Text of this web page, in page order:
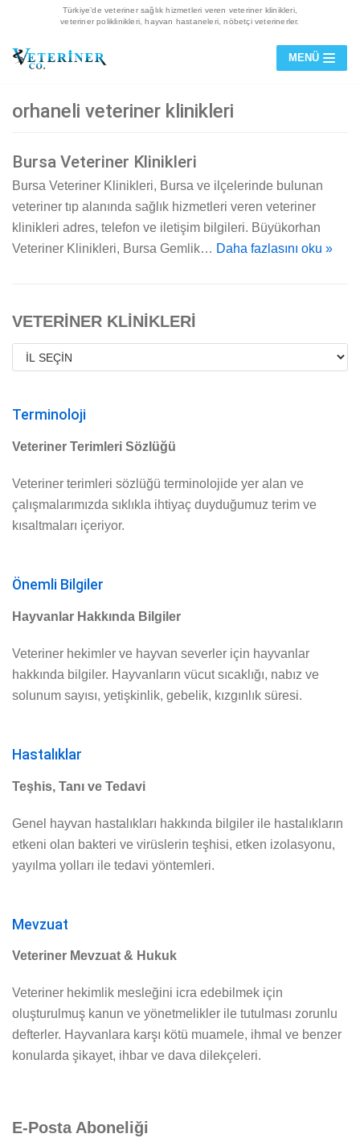
geç
Türkiye’de veteriner sağlık hizmetleri veren veteriner klinikleri,
veteriner poliklinikleri, hayvan hastaneleri, nöbetçi veterinerler.
MENÜ
orhaneli veteriner klinikleri
Bursa Veteriner Klinikleri
Bursa Veteriner Klinikleri, Bursa ve ilçelerinde bulunan
veteriner tıp alanında sağlık hizmetleri veren veteriner
klinikleri adres, telefon ve iletişim bilgileri. Büyükorhan
Veteriner Klinikleri, Bursa Gemlik… Daha fazlasını oku »
VETERİNER KLİNİKLERİ
Terminoloji
Veteriner Terimleri Sözlüğü
Veteriner terimleri sözlüğü terminolojide yer alan ve
çalışmalarımızda sıklıkla ihtiyaç duyduğumuz terim ve
kısaltmaları içeriyor.
Önemli Bilgiler
Hayvanlar Hakkında Bilgiler
Veteriner hekimler ve hayvan severler için hayvanlar
hakkında bilgiler. Hayvanların vücut sıcaklığı, nabız ve
solunum sayısı, yetişkinlik, gebelik, kızgınlık süresi.
Hastalıklar
Teşhis, Tanı ve Tedavi
Genel hayvan hastalıkları hakkında bilgiler ile hastalıkların
etkeni olan bakteri ve virüslerin teşhisi, etken izolasyonu,
yayılma yolları ile tedavi yöntemleri.
Mevzuat
Veteriner Mevzuat & Hukuk
Veteriner hekimlik mesleğini icra edebilmek için
oluşturulmuş kanun ve yönetmelikler ile tutulması zorunlu
defterler. Hayvanlara karşı kötü muamele, ihmal ve benzer
konularda şikayet, ihbar ve dava dilekçeleri.
E-Posta Aboneliği